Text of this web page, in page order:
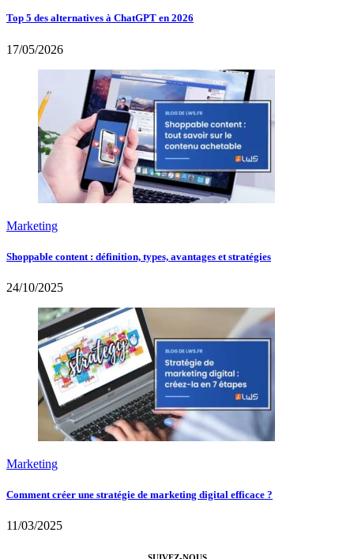
Top 5 des alternatives à ChatGPT en 2026
17/05/2026
Marketing
Shoppable content : définition, types, avantages et stratégies
24/10/2025
Marketing
Comment créer une stratégie de marketing digital efficace ?
11/03/2025